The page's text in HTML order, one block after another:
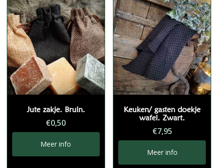
Jute zakje. Bruin.
€0,50
Meer info
Keuken/ gasten doekje
wafel. Zwart.
€7,95
Meer info